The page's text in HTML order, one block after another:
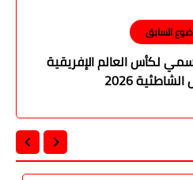
السابق
لكأس العالم الإفريقية
2026